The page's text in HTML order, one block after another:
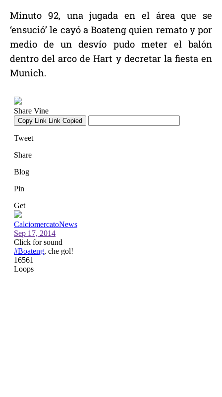
Minuto 92, una jugada en el área que se
‘ensució’ le cayó a Boateng quien remato y por
medio de un desvío pudo meter el balón
dentro del arco de Hart y decretar la fiesta en
Munich.